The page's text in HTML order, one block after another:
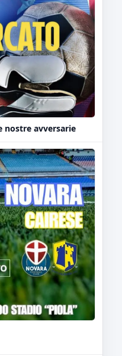
nostre avversarie